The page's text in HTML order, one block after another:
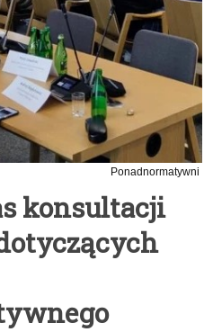
Ponadnormatywni
konsultacji